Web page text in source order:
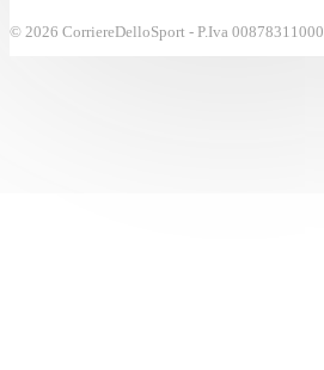
© 2026 CorriereDelloSport - P.Iva 00878311000